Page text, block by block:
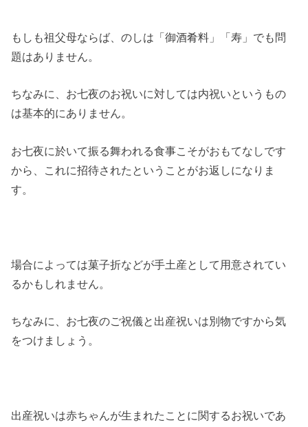
もしも祖父母ならば、のしは「御酒肴料」「寿」でも問
題はありません。
ちなみに、お七夜のお祝いに対しては内祝いというもの
は基本的にありません。
お七夜に於いて振る舞われる食事こそがおもてなしです
から、これに招待されたということがお返しになりま
す。
場合によっては菓子折などが手土産として用意されてい
るかもしれません。
ちなみに、お七夜のご祝儀と出産祝いは別物ですから気
をつけましょう。
出産祝いは赤ちゃんが生まれたことに関するお祝いであ